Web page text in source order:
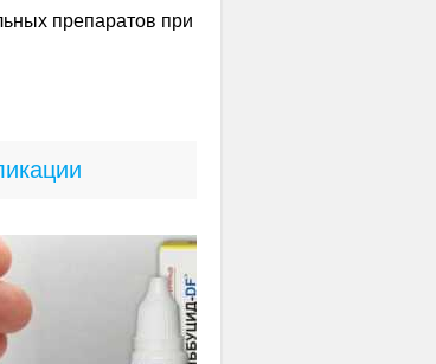
препаратов при